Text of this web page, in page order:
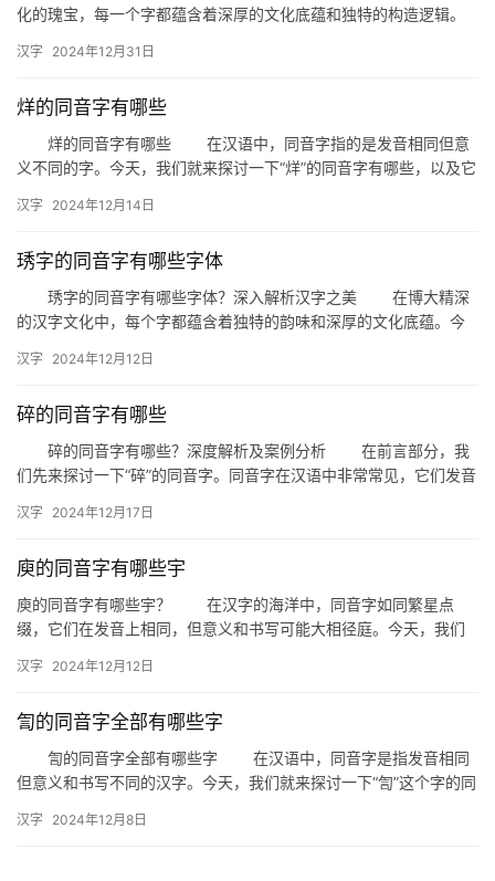
化的瑰宝，每一个字都蕴含着深厚的文化底蕴和独特的构造逻辑。
问题…
汉字 2024年12月31日
烊的同音字有哪些
烊的同音字有哪些 在汉语中，同音字指的是发音相同但意
义不同的字。今天，我们就来探讨一下“烊”的同音字有哪些，以及它
汉字 2024年12月14日
琇字的同音字有哪些字体
琇字的同音字有哪些字体？深入解析汉字之美 在博大精深
的汉字文化中，每个字都蕴含着独特的韵味和深厚的文化底蕴。今
汉字 2024年12月12日
碎的同音字有哪些
碎的同音字有哪些？深度解析及案例分析 在前言部分，我
们先来探讨一下“碎”的同音字。同音字在汉语中非常常见，它们发音
汉字 2024年12月17日
庾的同音字有哪些宇
庾的同音字有哪些宇？ 在汉字的海洋中，同音字如同繁星点
缀，它们在发音上相同，但意义和书写可能大相径庭。今天，我们
汉字 2024年12月12日
訇的同音字全部有哪些字
訇的同音字全部有哪些字 在汉语中，同音字是指发音相同
但意义和书写不同的汉字。今天，我们就来探讨一下“訇”这个字的同
汉字 2024年12月8日